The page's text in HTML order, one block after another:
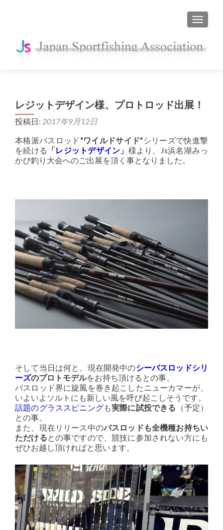
ナビゲ
レジットデザイン様、プロトロッド出展！
投稿日: 2017年9月12日
本格派バスロッド “ワイルドサイド” シリーズで快進撃
を続ける 「レジットデザイン 」 様より、Js浜名湖みっ
かび釣り大会へのご出展を頂く事となりました。
そして当日は何と、現在開発中のシーバスロッドシリ
ーズのプロトモデルをお持ち頂けるとの事。
バスロッド界に旋風を巻き起こしたニューカマーが、
いよいよソルトにも新しい風を呼び起こしそうです。
話題のグラススピニングも実際に試投できる （予定）
との事。
また、現在リリース中のバスロッドも全機種お持ちい
ただける との事ですので、競技に参加されない方にも
ぜひお越し頂ければと思います。